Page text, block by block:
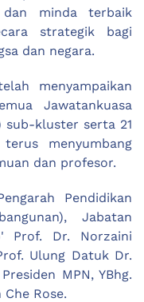
dan minda terbaik
strategik bagi
dan negara.
menyampaikan
Jawatankuasa
sub-kluster serta 21
menyumbang
dan profesor.
Pendidikan
Jabatan
Prof. Dr. Norzaini
Ulung Datuk Dr.
MPN, YBhg.
Rose.